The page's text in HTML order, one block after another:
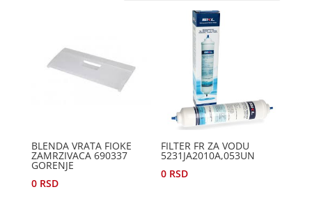
BLENDA VRATA FIOKE
ZAMRZIVACA 690337
GORENJE
0 RSD
FILTER FR ZA VODU
5231JA2010A,053UN
0 RSD